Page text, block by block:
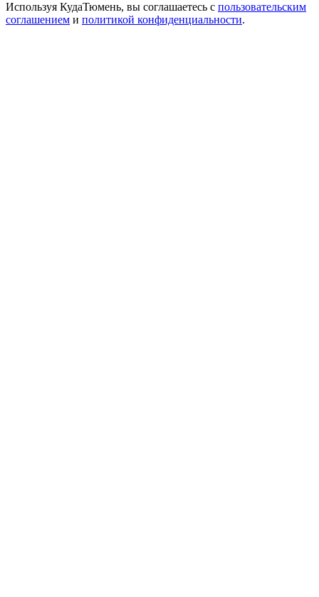
Используя КудаТюмень, вы соглашаетесь с пользовательским
соглашением и политикой конфиденциальности.